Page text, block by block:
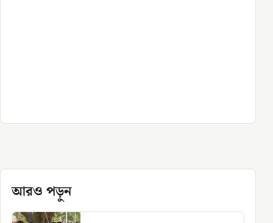
আরও পড়ুন